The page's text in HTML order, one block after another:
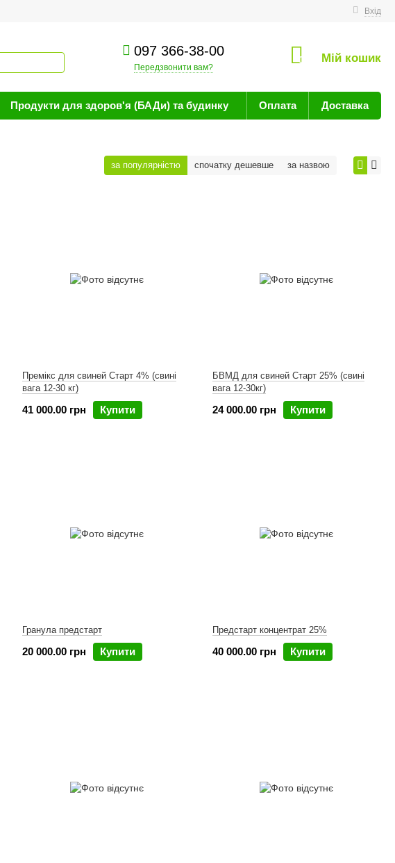
Вхід
097 366-38-00
Передзвонити вам?
0 Мій кошик
Продукти для здоров'я (БАДи) та будинку Оплата Доставка
за популярністю спочатку дешевше за назвою
Премікс для свиней Старт 4% (свині
вага 12-30 кг)
41 000.00 грн Купити
БВМД для свиней Старт 25% (свині
вага 12-30кг)
24 000.00 грн Купити
Гранула предстарт
20 000.00 грн Купити
Предстарт концентрат 25%
40 000.00 грн Купити